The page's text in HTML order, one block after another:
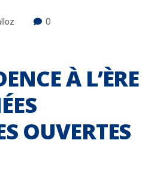
0
À L’ÈRE
OUVERTES